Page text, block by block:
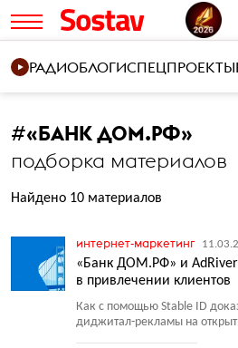
РАДИОБЛОГИСПЕЦПРОЕКТЫ
#«БАНК ДОМ.РФ»
подборка материалов
Найдено 10 материалов
интернет-маркетинг
«Банк ДОМ.РФ» и
в привлечении клиентов
Как с помощью Stable ID
диджитал-рекламы на